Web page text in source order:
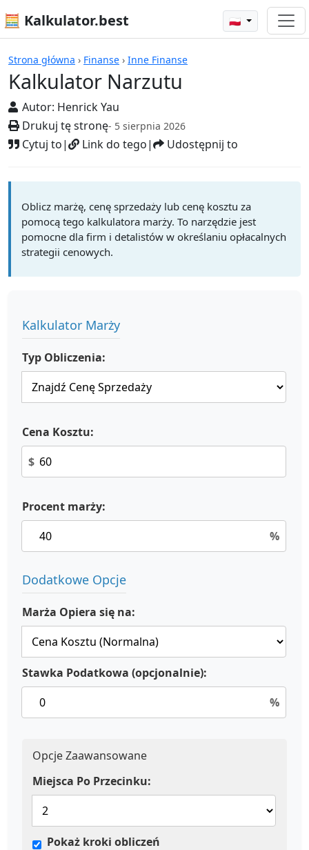
🧮 Kalkulator.best 🇵🇱
Strona główna › Finanse › Inne Finanse
Kalkulator Narzutu
Autor: Henrick Yau
Drukuj tę stronę- 5 sierpnia 2026
Cytuj to| Link do tego| Udostępnij to
Kalkulatory
Oblicz marżę, cenę sprzedaży lub cenę kosztu za
pomocą tego kalkulatora marży. To narzędzie jest
pomocne dla firm i detalistów w określaniu opłacalnych
strategii cenowych.
Kalkulator Marży
Typ Obliczenia:
Cena Kosztu:
$
Procent marży:
%
Dodatkowe Opcje
Marża Opiera się na:
Stawka Podatkowa (opcjonalnie):
%
Opcje Zaawansowane
Miejsca Po Przecinku:
Pokaż kroki obliczeń